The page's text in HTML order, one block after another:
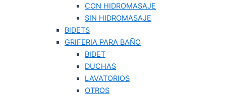
CON HIDROMASAJE
SIN HIDROMASAJE
BIDETS
GRIFERIA PARA BAÑO
BIDET
DUCHAS
LAVATORIOS
OTROS